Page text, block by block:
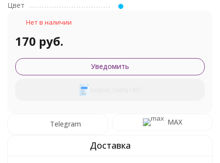
Цвет
Нет в наличии
170 руб.
Уведомить
Telegram MAX